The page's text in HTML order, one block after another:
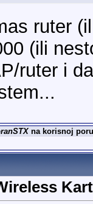
ruter
(ili
ruter i
na korisnoj